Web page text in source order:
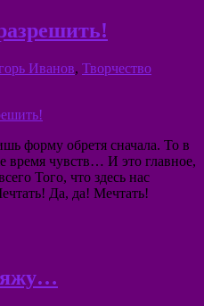
Иванов, Творчество
форму обретя сначала. То в
время чувств… И это главное,
Того, что здесь нас
Да, да! Мечтать!